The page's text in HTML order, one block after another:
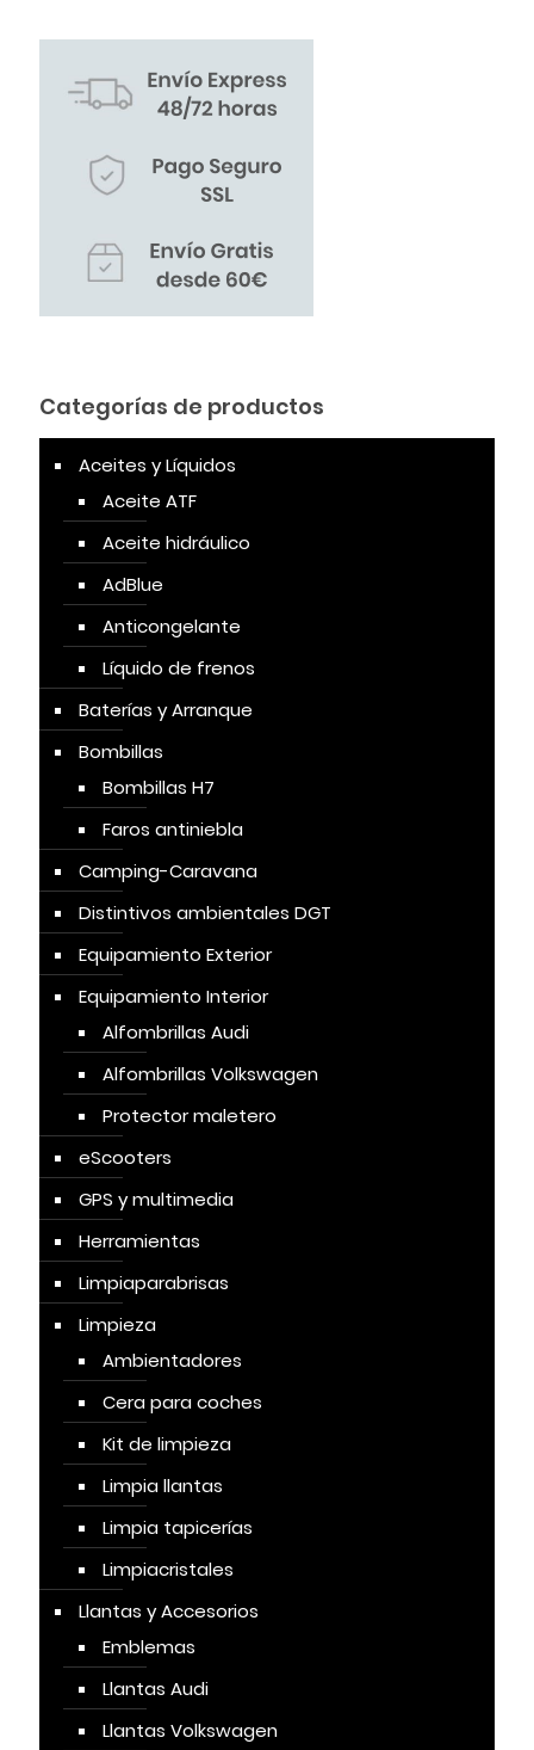
Categorías de productos
Aceites y Líquidos
Aceite ATF
Aceite hidráulico
AdBlue
Anticongelante
Líquido de frenos
Baterías y Arranque
Bombillas
Bombillas H7
Faros antiniebla
Camping-Caravana
Distintivos ambientales DGT
Equipamiento Exterior
Equipamiento Interior
Alfombrillas Audi
Alfombrillas Volkswagen
Protector maletero
eScooters
GPS y multimedia
Herramientas
Limpiaparabrisas
Limpieza
Ambientadores
Cera para coches
Kit de limpieza
Limpia llantas
Limpia tapicerías
Limpiacristales
Llantas y Accesorios
Emblemas
Llantas Audi
Llantas Volkswagen